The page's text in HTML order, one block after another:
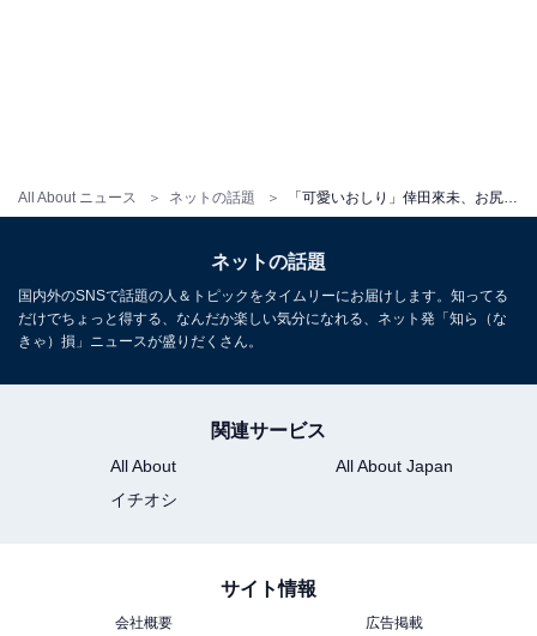
All About ニュース ネットの話題 「可愛いおしり」倖田來未、お尻あらわなセクシーショットに「かっこ良すぎる」「お尻も美しい女神様」
ネットの話題
国内外のSNSで話題の人＆トピックをタイムリーにお届けします。知ってる
だけでちょっと得する、なんだか楽しい気分になれる、ネット発「知ら（な
きゃ）損」ニュースが盛りだくさん。
関連サービス
All About
All About Japan
イチオシ
サイト情報
会社概要 広告掲載